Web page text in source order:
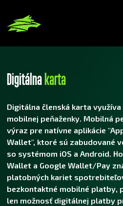
Digitálnakarta
Digitálna členská karta
mobilnej peňaženky. Mobilná
výraz pre natívne aplikácie
Wallet", ktoré sú zabudované
so systémom iOS a Android.
Wallet a Google Wallet/Pay
platobných kariet
bezkontaktné mobilné platby,
len možnosť digitálnej platby